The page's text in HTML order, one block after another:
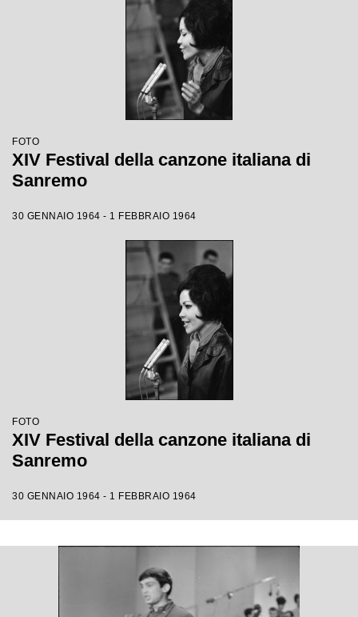
FOTO
XIV Festival della canzone italiana di
Sanremo
30 GENNAIO 1964 - 1 FEBBRAIO 1964
FOTO
XIV Festival della canzone italiana di
Sanremo
30 GENNAIO 1964 - 1 FEBBRAIO 1964